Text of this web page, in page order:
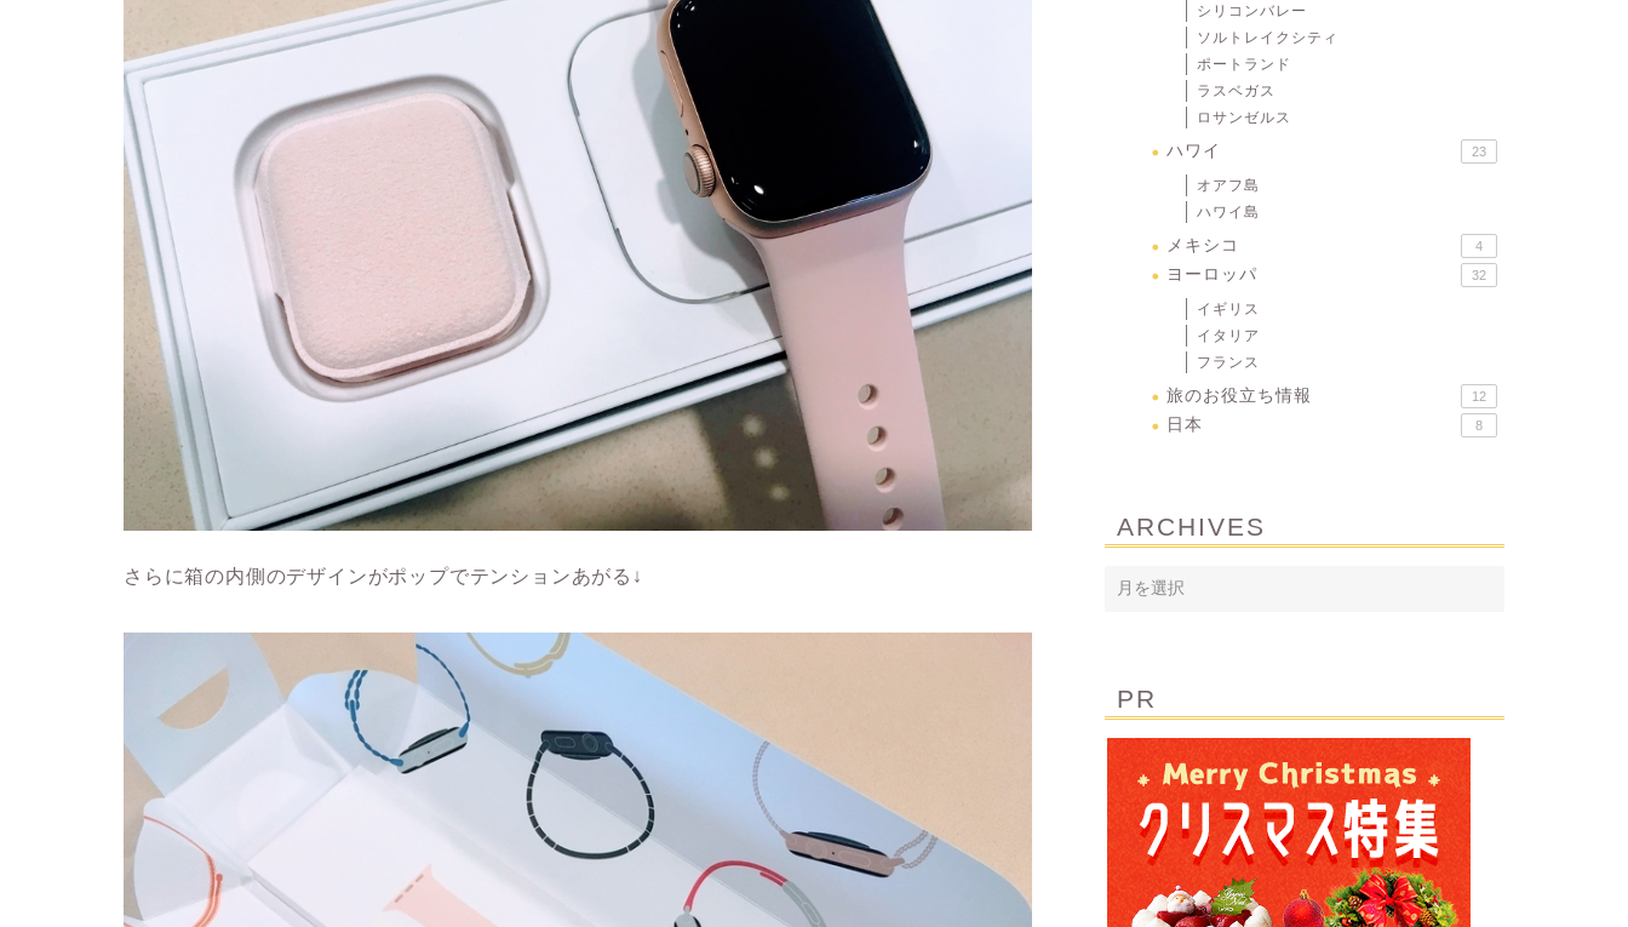
さらに箱の内側のデザインがポップでテンションあがる↓
シリコンバレー
ソルトレイクシティ
ポートランド
ラスベガス
ロサンゼルス
ハワイ 23
オアフ島
ハワイ島
メキシコ 4
ヨーロッパ 32
イギリス
イタリア
フランス
旅のお役立ち情報 12
日本 8
ARCHIVES
PR